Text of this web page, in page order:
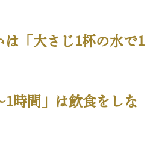
は「大さじ1杯の水で1
1時間」は飲食をしな